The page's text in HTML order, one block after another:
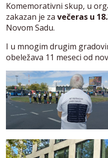
Komemorativni skup, u
zakazan je za večeras u
Novom Sadu.
I u mnogim drugim
obeležava 11 meseci od